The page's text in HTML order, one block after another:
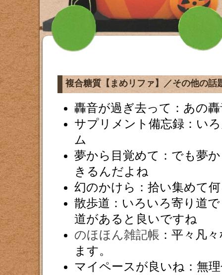
複合糖質【まめリファ】／その他の話
轟音が過ぎ去って：あの
サプリメント備忘録：い
ム
夢から目覚めて：でも夢
きるんだよね
幻のかけら：拾い集めて
散歩道：いろいろ寄り道
道があると良いですね
のほほん雑記帳 ：平々凡
ます。
マイペースが良いね：無